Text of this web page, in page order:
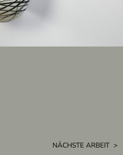
NÄCHSTE ARBEIT >